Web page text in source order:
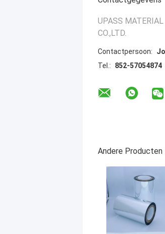
UPASS
CO.,LTD.
Contactpersoon:
Tel.:
852-57054874
Andere Producten